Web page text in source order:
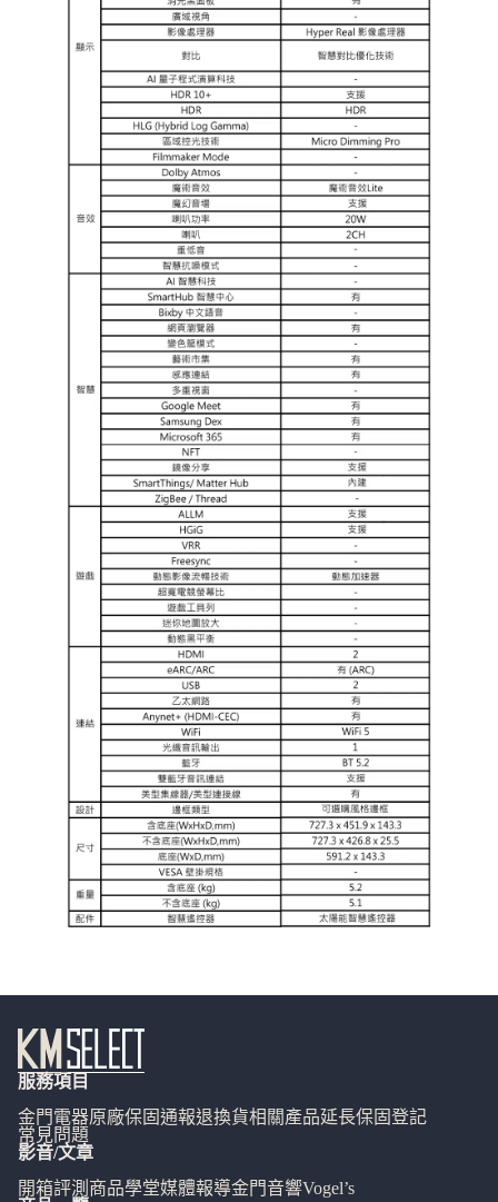
服務項目
金門電器原廠保固通報退換貨相關產品延長保固登記
常見問題
影音/文章
開箱評測 商品學堂媒體報導金門音響Vogel’s